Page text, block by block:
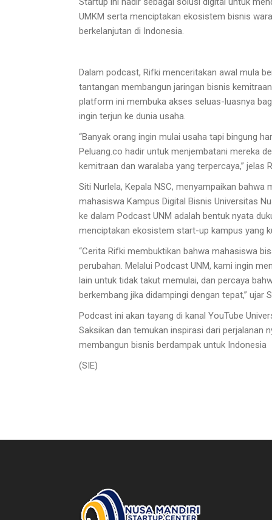
UMKM serta menciptakan ekosistem bisnis
berkelanjutan di Indonesia.
Dalam podcast, Rifki menceritakan awal mula
tantangan membangun jaringan bisnis
platform ini membuka akses seluas-luasnya
ingin terjun ke dunia usaha.
“Banyak orang ingin mulai usaha tapi bingung
Peluang.co hadir untuk menjembatani mereka
kemitraan dan waralaba yang terpercaya,” jelas
Siti Nurlela, Kepala NSC, menyampaikan bahwa
mahasiswa Kampus Digital Bisnis Universitas
ke dalam Podcast UNM adalah bentuk nyata
menciptakan ekosistem start-up kampus yang
“Cerita Rifki membuktikan bahwa mahasiswa
perubahan. Melalui Podcast UNM, kami ingin
lain untuk tidak takut memulai, dan percaya
berkembang jika didampingi dengan tepat,” ujar
Podcast ini akan tayang di kanal YouTube
Saksikan dan temukan inspirasi dari perjalanan
membangun bisnis berdampak untuk Indonesia
(SIE)